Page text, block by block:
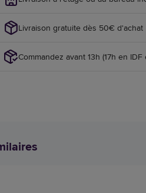
Livraison gratuite dès 50€ d'achat
Commandez avant 13h (17h en